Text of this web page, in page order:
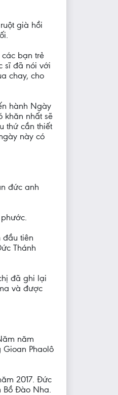
già hồi
bạn trẻ
sĩ đã nói với
chay, cho
hành Ngày
khăn nhất sẽ
thứ cần thiết
này có
đức anh
đầu tiên
Thánh
đã ghi lại
và được
năm
Phaolô
2017. Đức
Đào Nha.